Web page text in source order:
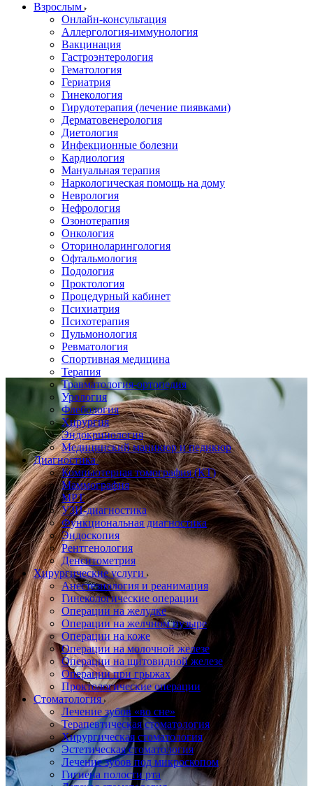
Взрослым
Онлайн-консультация
Аллергология-иммунология
Вакцинация
Гастроэнтерология
Гематология
Гериатрия
Гинекология
Гирудотерапия (лечение пиявками)
Дерматовенерология
Диетология
Инфекционные болезни
Кардиология
Мануальная терапия
Наркологическая помощь на дому
Неврология
Нефрология
Озонотерапия
Онкология
Оториноларингология
Офтальмология
Подология
Проктология
Процедурный кабинет
Психиатрия
Психотерапия
Пульмонология
Ревматология
Спортивная медицина
Терапия
Травматология-ортопедия
Урология
Флебология
Хирургия
Эндокринология
Медицинский маникюр и педикюр
Диагностика
Компьютерная томография (КТ)
Маммография
МРТ
УЗИ-диагностика
Функциональная диагностика
Эндоскопия
Рентгенология
Денситометрия
Хирургические услуги
Анестезиология и реанимация
Гинекологические операции
Операции на желудке
Операции на желчном пузыре
Операции на коже
Операции на молочной железе
Операции на щитовидной железе
Операции при грыжах
Проктологические операции
Стоматология
Лечение зубов «во сне»
Терапевтическая стоматология
Хирургическая стоматология
Эстетическая стоматология
Лечение зубов под микроскопом
Гигиена полости рта